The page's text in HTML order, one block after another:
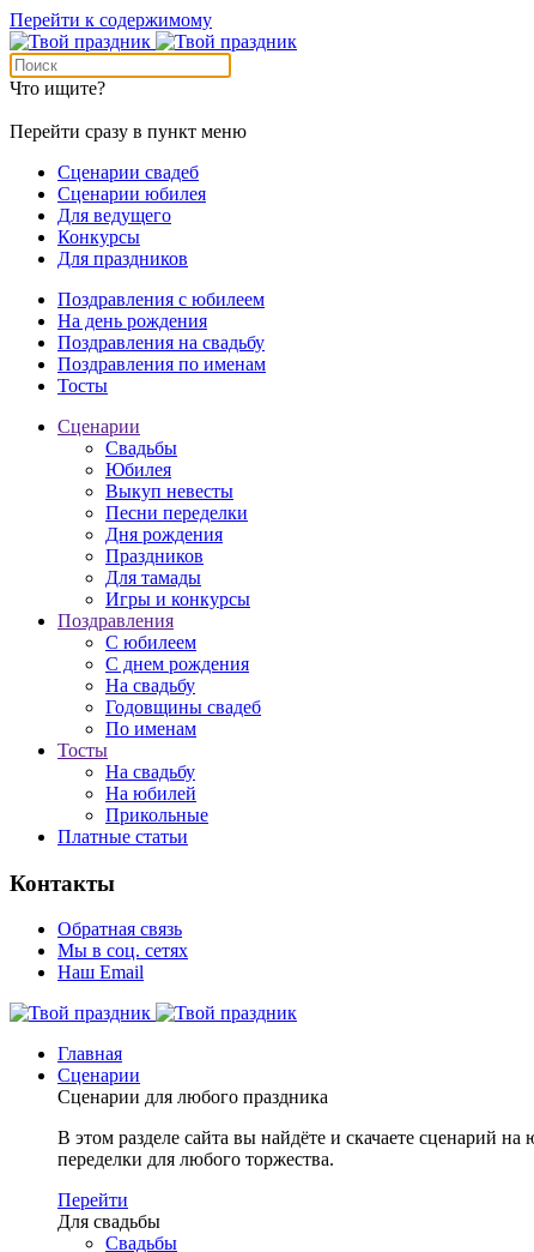
Перейти к содержимому
Что ищите?
Перейти сразу в пункт меню
Сценарии свадеб
Сценарии юбилея
Для ведущего
Конкурсы
Для праздников
Поздравления с юбилеем
На день рождения
Поздравления на свадьбу
Поздравления по именам
Тосты
Сценарии
Свадьбы
Юбилея
Выкуп невесты
Песни переделки
Дня рождения
Праздников
Для тамады
Игры и конкурсы
Поздравления
С юбилеем
С днем рождения
На свадьбу
Годовщины свадеб
По именам
Тосты
На свадьбу
На юбилей
Прикольные
Платные статьи
Контакты
Обратная связь
Мы в соц. сетях
Наш Email
Главная
Сценарии
Сценарии для любого праздника
В этом разделе сайта вы найдёте и скачаете сценарий
переделки для любого торжества.
Перейти
Для свадьбы
Свадьбы